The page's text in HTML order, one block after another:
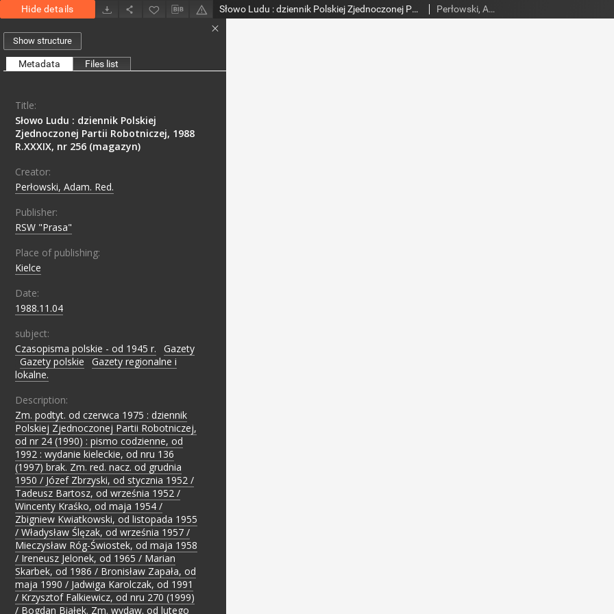
Hide details Słowo Ludu : dziennik Polskiej Zjednoczonej Partii Robotniczej, 1988 R.XXXIX, nr 256 (magazyn) Perłowski, Adam. Red.
Show structure
Metadata Files list
Title:
Słowo Ludu : dziennik Polskiej
Zjednoczonej Partii Robotniczej, 1988
R.XXXIX, nr 256 (magazyn)
Creator:
Perłowski, Adam. Red.
Publisher:
RSW "Prasa"
Place of publishing:
Kielce
Date:
1988.11.04
subject:
Czasopisma polskie - od 1945 r.
Gazety
Gazety polskie
Gazety regionalne i
lokalne.
Description:
Zm. podtyt. od czerwca 1975 : dziennik
Polskiej Zjednoczonej Partii Robotniczej,
od nr 24 (1990) : pismo codzienne, od
1992 : wydanie kieleckie, od nru 136
(1997) brak. Zm. red. nacz. od grudnia
1950 / Józef Zbrzyski, od stycznia 1952 /
Tadeusz Bartosz, od września 1952 /
Wincenty Kraśko, od maja 1954 /
Zbigniew Kwiatkowski, od listopada 1955
/ Władysław Ślęzak, od września 1957 /
Mieczysław Róg-Świostek, od maja 1958
/ Ireneusz Jelonek, od 1965 / Marian
Skarbek, od 1986 / Bronisław Zapała, od
maja 1990 / Jadwiga Karolczak, od 1991
/ Krzysztof Falkiewicz, od nru 270 (1999)
/ Bogdan Białek. Zm. wydaw. od lutego